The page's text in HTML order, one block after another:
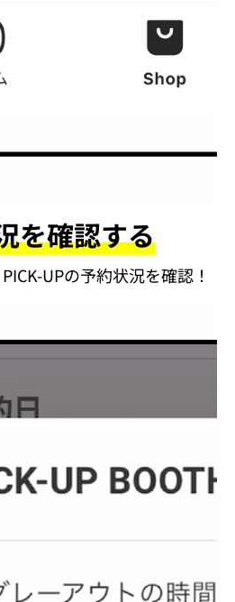
を確認する
UPの予約状況を確認！